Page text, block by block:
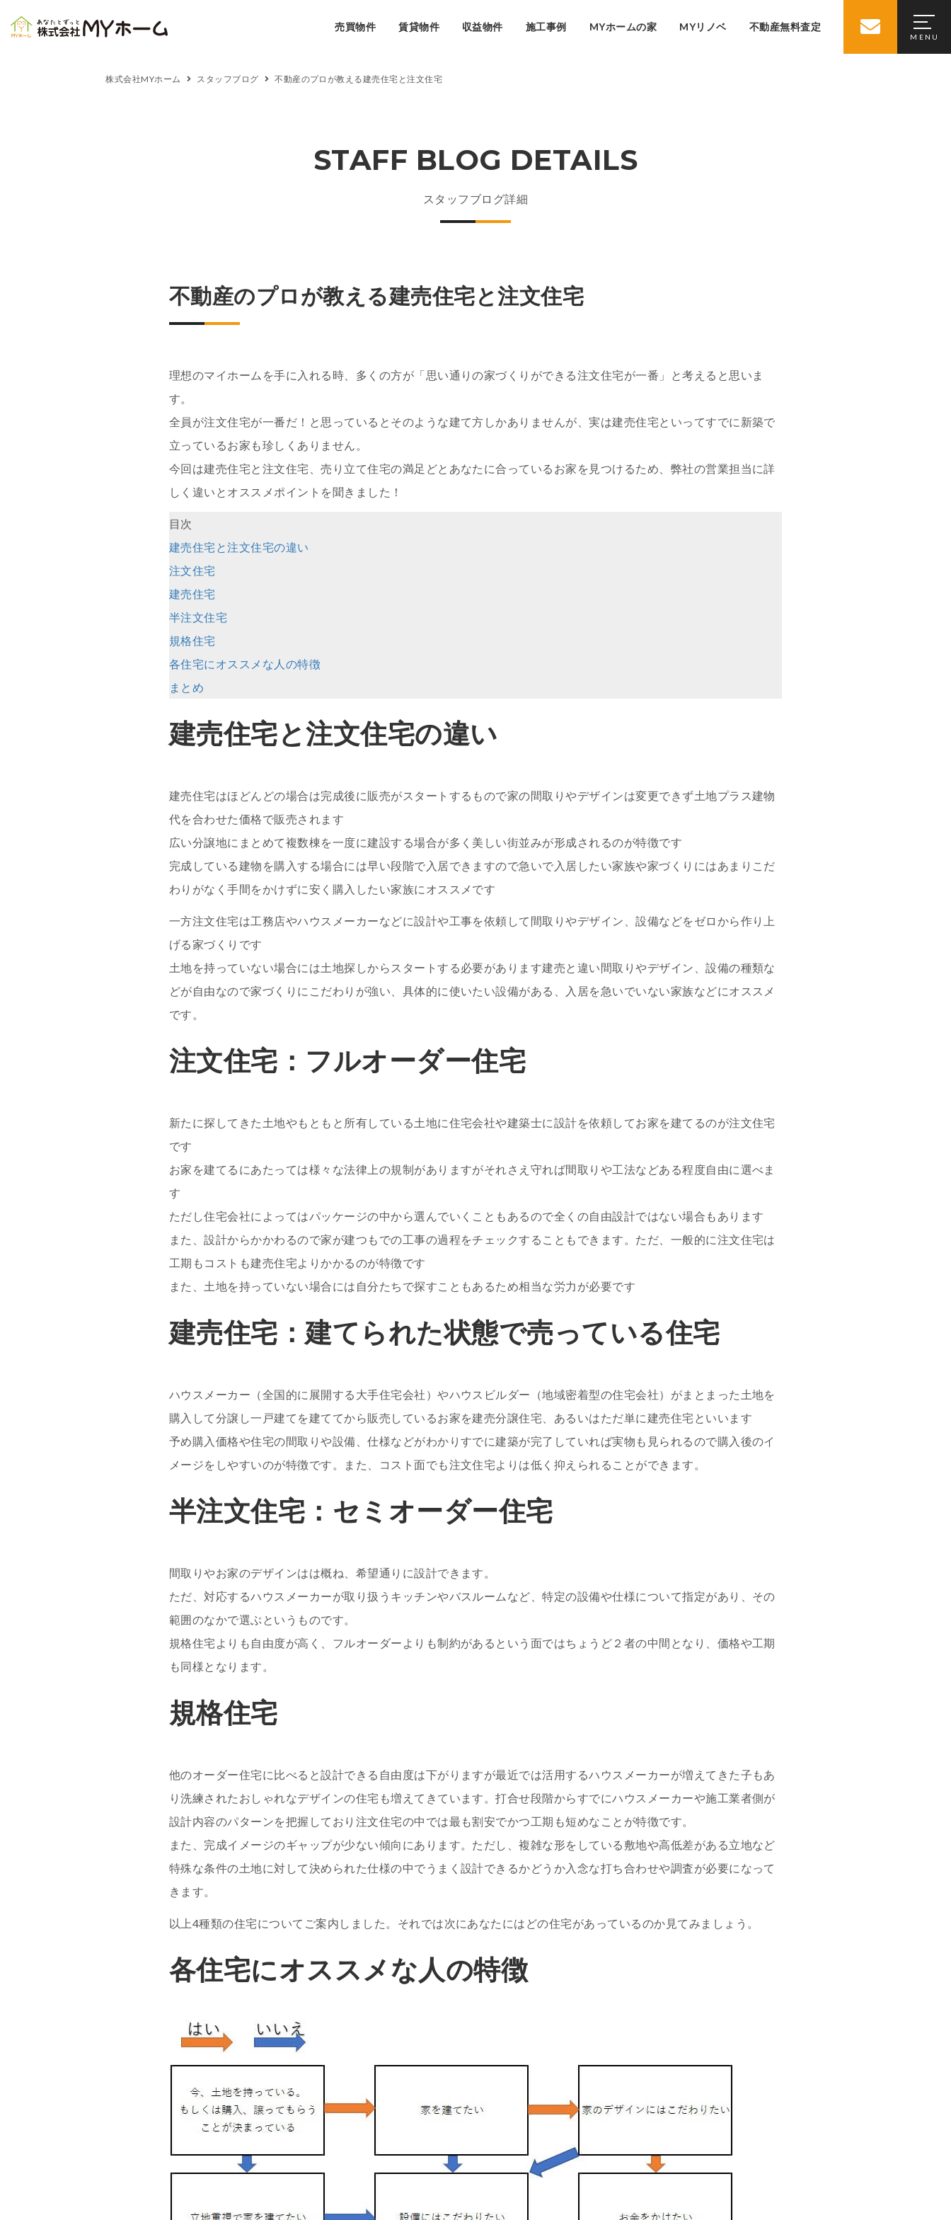
売買物件 賃貸物件 収益物件 施工事例 MYホームの家 MYリノベ 不動産無料査定
株式会社MYホーム スタッフブログ 不動産のプロが教える建売住宅と注文住宅
STAFF BLOG DETAILS
スタッフブログ詳細
不動産のプロが教える建売住宅と注文住宅
理想のマイホームを手に入れる時、多くの方が「思い通りの家づくりができる注文住宅が一番」と考えると思いま
す。
全員が注文住宅が一番だ！と思っているとそのような建て方しかありませんが、実は建売住宅といってすでに新築で
立っているお家も珍しくありません。
今回は建売住宅と注文住宅、売り立て住宅の満足どとあなたに合っているお家を見つけるため、弊社の営業担当に詳
しく違いとオススメポイントを聞きました！
目次
建売住宅と注文住宅の違い
注文住宅
建売住宅
半注文住宅
規格住宅
各住宅にオススメな人の特徴
まとめ
建売住宅と注文住宅の違い
建売住宅はほどんどの場合は完成後に販売がスタートするもので家の間取りやデザインは変更できず土地プラス建物
代を合わせた価格で販売されます
広い分譲地にまとめて複数棟を一度に建設する場合が多く美しい街並みが形成されるのが特徴です
完成している建物を購入する場合には早い段階で入居できますので急いで入居したい家族や家づくりにはあまりこだ
わりがなく手間をかけずに安く購入したい家族にオススメです
一方注文住宅は工務店やハウスメーカーなどに設計や工事を依頼して間取りやデザイン、設備などをゼロから作り上
げる家づくりです
土地を持っていない場合には土地探しからスタートする必要があります建売と違い間取りやデザイン、設備の種類な
どが自由なので家づくりにこだわりが強い、具体的に使いたい設備がある、入居を急いでいない家族などにオススメ
です。
注文住宅：フルオーダー住宅
新たに探してきた土地やもともと所有している土地に住宅会社や建築士に設計を依頼してお家を建てるのが注文住宅
です
お家を建てるにあたっては様々な法律上の規制がありますがそれさえ守れば間取りや工法などある程度自由に選べま
す
ただし住宅会社によってはパッケージの中から選んでいくこともあるので全くの自由設計ではない場合もあります
また、設計からかかわるので家が建つもでの工事の過程をチェックすることもできます。ただ、一般的に注文住宅は
工期もコストも建売住宅よりかかるのが特徴です
また、土地を持っていない場合には自分たちで探すこともあるため相当な労力が必要です
建売住宅：建てられた状態で売っている住宅
ハウスメーカー（全国的に展開する大手住宅会社）やハウスビルダー（地域密着型の住宅会社）がまとまった土地を
購入して分譲し一戸建てを建ててから販売しているお家を建売分譲住宅、あるいはただ単に建売住宅といいます
予め購入価格や住宅の間取りや設備、仕様などがわかりすでに建築が完了していれば実物も見られるので購入後のイ
メージをしやすいのが特徴です。また、コスト面でも注文住宅よりは低く抑えられることができます。
半注文住宅：セミオーダー住宅
間取りやお家のデザインはは概ね、希望通りに設計できます。
ただ、対応するハウスメーカーが取り扱うキッチンやバスルームなど、特定の設備や仕様について指定があり、その
範囲のなかで選ぶというものです。
規格住宅よりも自由度が高く、フルオーダーよりも制約があるという面ではちょうど２者の中間となり、価格や工期
も同様となります。
規格住宅
他のオーダー住宅に比べると設計できる自由度は下がりますが最近では活用するハウスメーカーが増えてきた子もあ
り洗練されたおしゃれなデザインの住宅も増えてきています。打合せ段階からすでにハウスメーカーや施工業者側が
設計内容のパターンを把握しており注文住宅の中では最も割安でかつ工期も短めなことが特徴です。
また、完成イメージのギャップが少ない傾向にあります。ただし、複雑な形をしている敷地や高低差がある立地など
特殊な条件の土地に対して決められた仕様の中でうまく設計できるかどうか入念な打ち合わせや調査が必要になって
きます。
以上4種類の住宅についてご案内しました。それでは次にあなたにはどの住宅があっているのか見てみましょう。
各住宅にオススメな人の特徴